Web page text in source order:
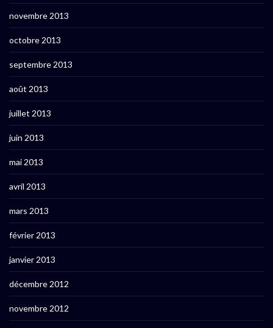
novembre 2013
octobre 2013
septembre 2013
août 2013
juillet 2013
juin 2013
mai 2013
avril 2013
mars 2013
février 2013
janvier 2013
décembre 2012
novembre 2012